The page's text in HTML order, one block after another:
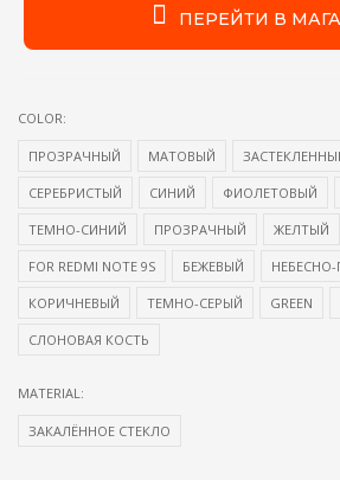
ПЕРЕЙТИ В
COLOR:
ПРОЗРАЧНЫЙ МАТОВЫЙ
СЕРЕБРИСТЫЙ СИНИЙ ФИОЛЕТОВЫЙ
ТЕМНО-СИНИЙ ПРОЗРАЧНЫЙ ЖЕЛТЫЙ
FOR REDMI NOTE 9S БЕЖЕВЫЙ
КОРИЧНЕВЫЙ ТЕМНО-СЕРЫЙ GREEN
СЛОНОВАЯ КОСТЬ
MATERIAL:
ЗАКАЛЁННОЕ СТЕКЛО